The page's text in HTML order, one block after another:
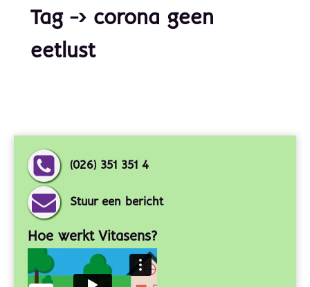
Tag -> corona geen
eetlust
(026) 351 351 4
Stuur een bericht
Hoe werkt Vitasens?